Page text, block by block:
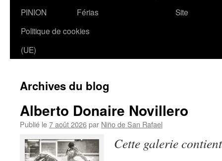
contenu
PINION
Férias
Site
Politique de cookies
(UE)
Archives du blog
Alberto Donaire Novillero
Publié le7 août 2026par Niño de San Rafael
Cette galerie